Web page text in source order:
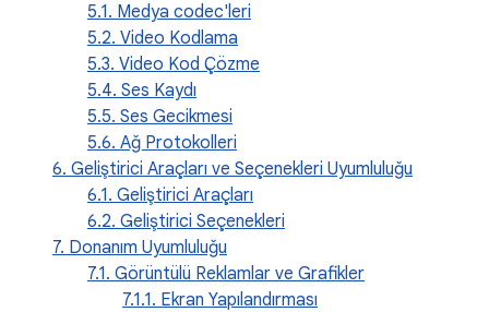
5.1. Medya codec'leri
5.2. Video Kodlama
5.3. Video Kod Çözme
5.4. Ses Kaydı
5.5. Ses Gecikmesi
5.6. Ağ Protokolleri
6. Geliştirici Araçları ve Seçenekleri Uyumluluğu
6.1. Geliştirici Araçları
6.2. Geliştirici Seçenekleri
7. Donanım Uyumluluğu
7.1. Görüntülü Reklamlar ve Grafikler
7.1.1. Ekran Yapılandırması